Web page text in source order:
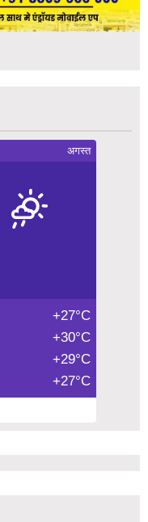
अगस्त
+27°C
+30°C
+29°C
+27°C